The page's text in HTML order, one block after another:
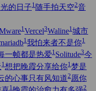
的日子1 随手拍天空2音
1 Vercel3Waline1 城市
1 我怕来者不是你1
一帧都是热爱1Solitude3今
1 想把晚霞分享给你1 梦是
的心事只有风知道2愿你
1 2